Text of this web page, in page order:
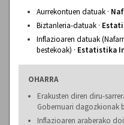
Aurrekontuen datuak ·
Biztanleria-datuak ·
Inflazioaren datuak
bestekoak) · Estatistika
OHARRA
Erakusten diren diru-
Gobernuari dagozkionak
Inflazioaren araberako